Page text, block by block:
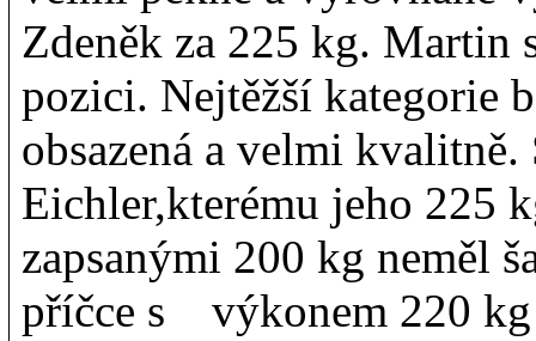
Zdeněk za 225 kg.
pozici. Nejtěžší kategorie
obsazená a velmi
Eichler,kterému jeho 225
zapsanými 200 kg neměl
příčce s výkonem 220